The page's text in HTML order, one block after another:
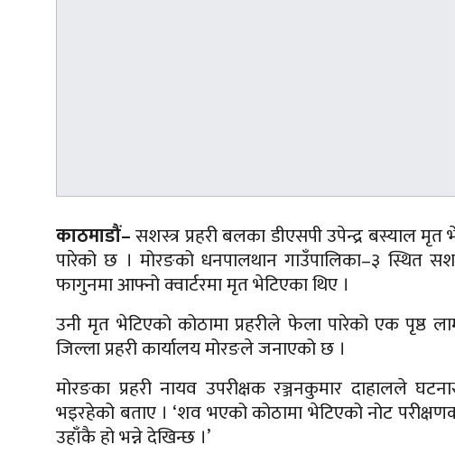
काठमाडौं–सशस्त्र प्रहरी बलका डीएसपी उपेन्द्र बस्याल मृत
पारेको छ । मोरङको धनपालथान गाउँपालिका–३ स्थित
फागुनमा आफ्नो क्वार्टरमा मृत भेटिएका थिए ।
उनी मृत भेटिएको कोठामा प्रहरीले फेला पारेको एक पृष्ठ
जिल्ला प्रहरी कार्यालय मोरङले जनाएको छ ।
मोरङका प्रहरी नायव उपरीक्षक रञ्जनकुमार दाहालले
भइरहेको बताए । ‘शव भएको कोठामा भेटिएको नोट
उहाँकै हो भन्ने देखिन्छ ।’